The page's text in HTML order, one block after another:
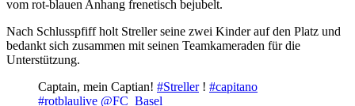
vom rot-blauen Anhang frenetisch bejubelt.
Nach Schlusspfiff holt Streller seine zwei Kinder auf den Platz und
bedankt sich zusammen mit seinen Teamkameraden für die
Unterstützung.
Captain, mein Captian! #Streller! #capitano
#rotblaulive @FC_Basel